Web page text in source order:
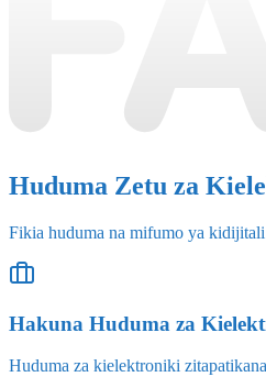
Huduma Zetu za
Fikia huduma na mifumo ya
Hakuna Huduma za
Huduma za kielektroniki